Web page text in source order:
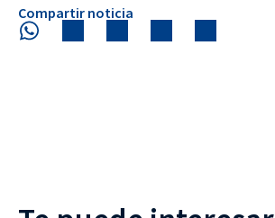
Compartir noticia